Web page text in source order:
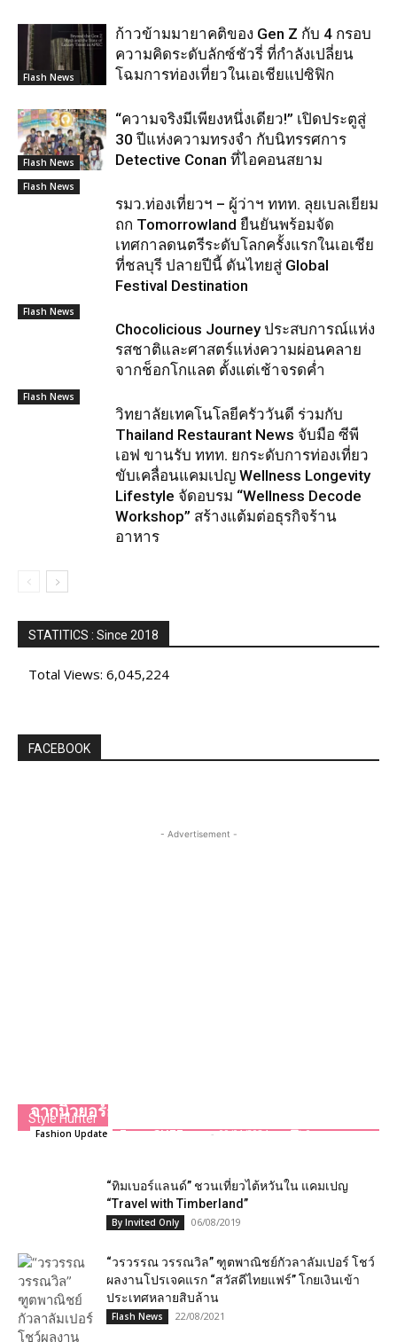
Flash News
ก้าวข้ามมายาคติของ Gen Z กับ 4 กรอบ
ความคิดระดับลักซ์ชัวรี่ ที่กำลังเปลี่ยน
โฉมการท่องเที่ยวในเอเชียแปซิฟิก
Flash News
“ความจริงมีเพียงหนึ่งเดียว!” เปิดประตูสู่
30 ปีแห่งความทรงจำ กับนิทรรศการ
Detective Conan ที่ไอคอนสยาม
Flash News
รมว.ท่องเที่ยวฯ – ผู้ว่าฯ ททท. ลุยเบลเยียม
ถก Tomorrowland ยืนยันพร้อมจัด
เทศกาลดนตรีระดับโลกครั้งแรกในเอเชีย
ที่ชลบุรี ปลายปีนี้ ดันไทยสู่ Global
Festival Destination
Flash News
Chocolicious Journey ประสบการณ์แห่ง
รสชาติและศาสตร์แห่งความผ่อนคลาย
จากช็อกโกแลต ตั้งแต่เช้าจรดค่ำ
Flash News
วิทยาลัยเทคโนโลยีครัววันดี ร่วมกับ
Thailand Restaurant News จับมือ ซีพี
เอฟ ขานรับ ททท. ยกระดับการท่องเที่ยว
ขับเคลื่อนแคมเปญ Wellness Longevity
Lifestyle จัดอบรม “Wellness Decode
Workshop” สร้างแต้มต่อธุรกิจร้าน
อาหาร
STATITICS : Since 2018
Total Views: 6,045,224
FACEBOOK
- Advertisement -
Style Hunter
จากนิวยอร์ก
Fashion Update Team GLITZmag - 09/01/2024 0
“ทิมเบอร์แลนด์” ชวนเที่ยวไต้หวัน​ใน​ แคมเปญ
“Travel with Timberland”
By Invited Only 06/08/2019
“วรวรรณ วรรณวิล” ฑูต​พาณิชย์​กัวลาลัมเปอร์​ โชว์
ผลงานโปรเจคแรก “สวัสดีไทยแฟร์” โกยเงินเข้า
ประเทศ​หลาย​สิบ​ล้าน​
Flash News 22/08/2021